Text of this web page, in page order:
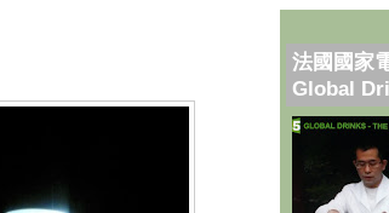
法國國家
Global